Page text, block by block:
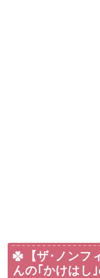
【ザ･ノンフ
んの｢かけはし